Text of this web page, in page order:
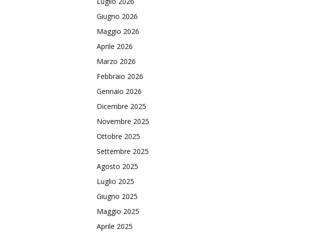
Giugno 2026
Maggio 2026
Aprile 2026
Marzo 2026
Febbraio 2026
Gennaio 2026
Dicembre 2025
Novembre 2025
Ottobre 2025
Settembre 2025
Agosto 2025
Luglio 2025
Giugno 2025
Maggio 2025
Aprile 2025